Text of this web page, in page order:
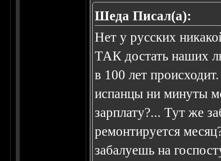
Шеда Писал(а):
Нет у русских
ТАК достать наших
в 100 лет
испанцы ни минуты
зарплату?... Тут же
ремонтируется
забалуешь на